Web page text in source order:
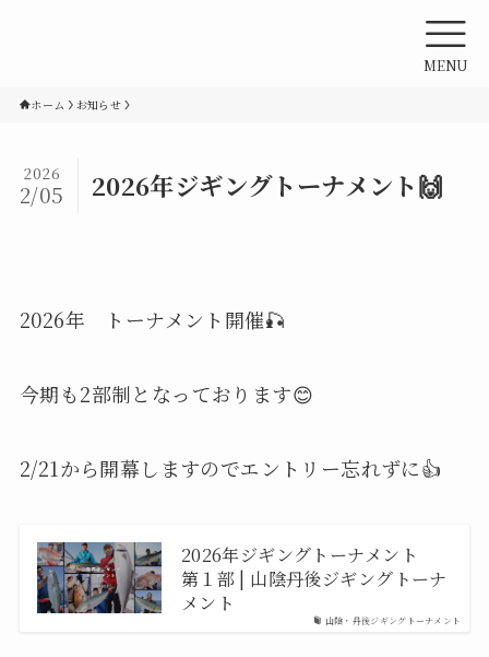
MENU
ホーム お知らせ
2026年ジギングトーナメント🙌
2026
2/05
2026年 トーナメント開催🎣
今期も2部制となっております😊
2/21から開幕しますのでエントリー忘れずに👍
山陰・丹後ジギングトーナメント
2026年ジギングトーナメント
第１部 | 山陰丹後ジギングトーナ
メント